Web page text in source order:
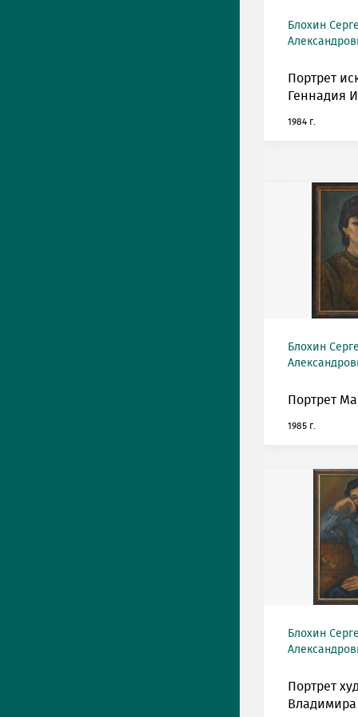
Блохин
Портрет
Геннадия
1984 г.
Блохин
Портрет
1985 г.
Блохин
Портрет